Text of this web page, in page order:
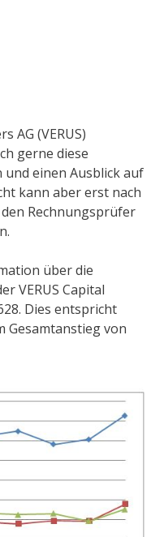
AG (VERUS)
gerne diese
einen Ausblick auf
kann aber erst nach
Rechnungsprüfer
über die
VERUS Capital
Dies entspricht
Gesamtanstieg von